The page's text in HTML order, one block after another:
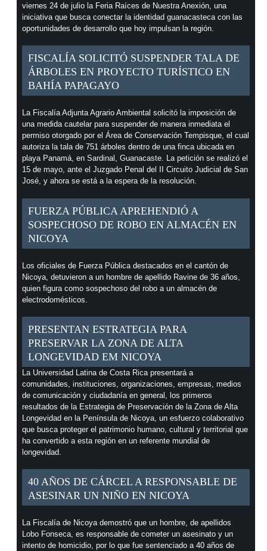
viernes 24 de julio la Feria Raíces de Nuestra Anexión, una
iniciativa que busca conectar la identidad guanacasteca con las
oportunidades de desarrollo que hoy impulsan la región.
FISCALÍA SOLICITÓ SUSPENDER TALA DE
ÁRBOLES EN PROYECTO TURÍSTICO EN
BAHÍA PAPAGAYO
La Fiscalía Adjunta Agrario Ambiental solicitó la imposición de
una medida cautelar para suspender de manera inmediata el
permiso otorgado por el Área de Conservación Tempisque, el cual
autoriza la tala de 751 árboles dentro de una finca ubicada en
playa Panamá, en Sardinal, Guanacaste. La petición se realizó el
15 de mayo, ante el Juzgado Penal del II Circuito Judicial de San
José, y ahora se está a la espera de la resolución.
FUERZA PÚBLICA APREHENDIÓ A
SOSPECHOSO DE ROBO EN ALMACÉN EN
NICOYA
Los oficiales de Fuerza Pública destacados en el cantón de
Nicoya, detuvieron a un hombre de apellido Ravine de 36 años,
quien figura como sospechoso del robo a un almacén de
electrodomésticos.
PRESENTAN ESTRATEGIA PARA
PRESERVAR LA ZONA DE ALTA
LONGEVIDAD EM NICOYA
La Universidad Latina de Costa Rica presentará a
comunidades, instituciones, organizaciones, empresas, medios
de comunicación y ciudadanía en general, los primeros
resultados de la Estrategia de Preservación de la Zona de Alta
Longevidad en la Península de Nicoya, un esfuerzo colaborativo
que busca proteger el patrimonio humano, cultural y territorial que
ha convertido a esta región en un referente mundial de
longevidad.
40 AÑOS DE CÁRCEL A RESPONSABLE DE
ASESINAR UN NIÑO EN NICOYA
La Fiscalía de Nicoya demostró que un hombre, de apellidos
Lobo Fonseca, es responsable de cometer un asesinato y un
intento de homicidio, por lo que fue sentenciado a 40 años de